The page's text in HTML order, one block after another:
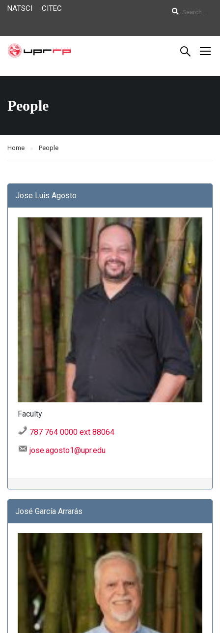
NATSCI CITEC
People
Home People
Jose Luis Agosto
Faculty
787 764 0000 ext 88064
jose.agosto1@upr.edu
José García Arrarás